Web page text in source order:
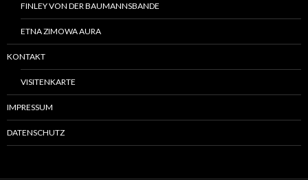
FINLEY VON DER BAUMANNSBANDE
ETNA ZIMOWA AURA
KONTAKT
VISITENKARTE
IMPRESSUM
DATENSCHUTZ